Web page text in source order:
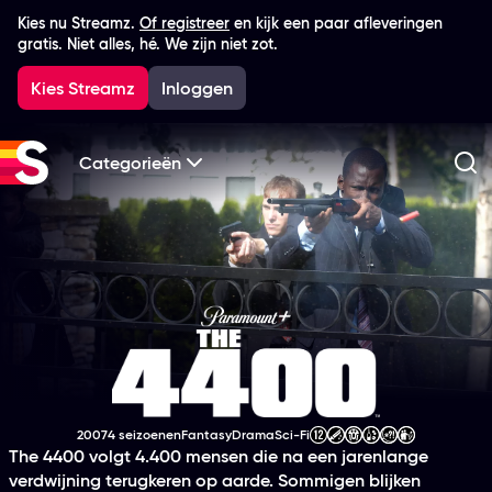
Kies nu Streamz. Of registreer en kijk een paar afleveringen
gratis. Niet alles, hé. We zijn niet zot.
Kies Streamz Inloggen
Categorieën
The 4400
Productiejaar
20074 seizoenen Genre
Fantasy Genre
Drama
GenreSci-Fi
Leeftijdsclassificatie
The 4400 volgt 4.400 mensen die na een jarenlange
verdwijning terugkeren op aarde. Sommigen blijken